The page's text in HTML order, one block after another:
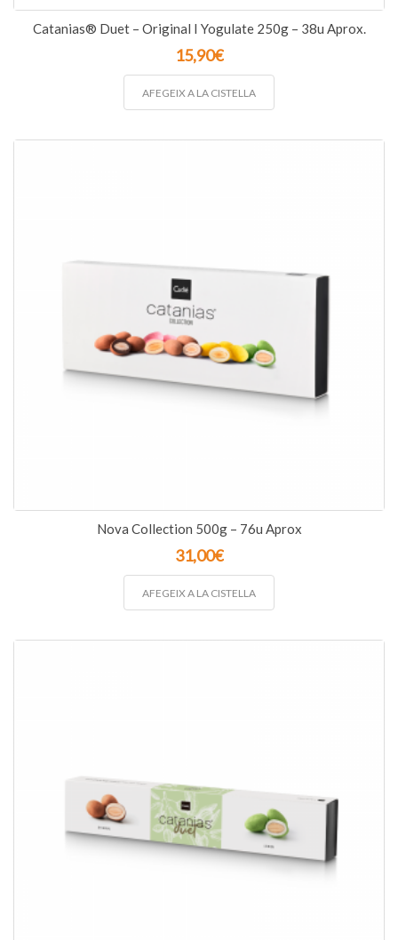
Catanias® Duet – Original I Yogulate 250g – 38u Aprox.
15,90€
AFEGEIX A LA CISTELLA
Nova Collection 500g – 76u Aprox
31,00€
AFEGEIX A LA CISTELLA